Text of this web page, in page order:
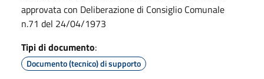
approvata con Deliberazione di Consiglio Comunale
n.71 del 24/04/1973
Tipi di documento:
Documento (tecnico) di supporto